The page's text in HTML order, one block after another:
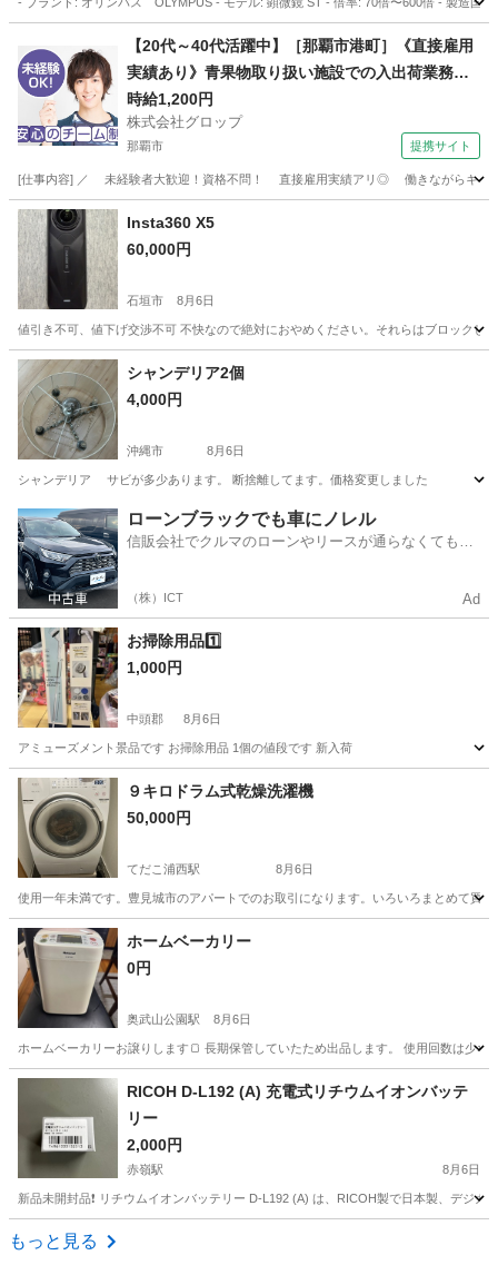
東京駅 生活家電
【20代～40代活躍中】［那覇市港町］《直接雇用
実績あり》青果物取り扱い施設での入出荷業務／
日勤／残業なし／無料駐車場完備
時給1,200円
株式会社グロップ
那覇市 提携サイト
[仕事内容] ／ 未経験者大歓迎！資格不問！ 直接雇用実績アリ◎ 働きながらキャリ
沖縄 那覇市
Insta360 X5
60,000円
石垣市 8月6日
値引き不可、値下げ交渉不可 不快なので絶対におやめください。それらはブロック
沖縄 石垣市 Insta
シャンデリア2個
4,000円
沖縄市 8月6日
シャンデリア サビが多少あります。 断捨離してます。価格変更しました
沖縄 沖縄市 生活家電 シャンデリア
ローンブラックでも車にノレル
信販会社でクルマのローンやリースが通らなくてもク
（株）ICT Ad
お掃除用品1️⃣
1,000円
中頭郡 8月6日
アミューズメント景品です お掃除用品 1個の値段です 新入荷
沖縄 中頭郡 生活家電 用品
９キロドラム式乾燥洗濯機
50,000円
てだこ浦西駅 8月6日
使用一年未満です。豊見城市のアパートでのお取引になります。いろいろまとめて買
沖縄 名護市 てだこ浦西駅
ホームベーカリー
0円
奥武山公園駅 8月6日
ホームベーカリーお譲りします🍞 長期保管していたため出品します。 使用回数は少
沖縄 島尻郡 キッチン家電
RICOH D-L192 (A) 充電式リチウムイオンバッテ
リー
2,000円
赤嶺駅 8月6日
新品未開封品❗️ リチウムイオンバッテリー D-L192 (A) は、RICOH製で日本製、デジ
沖縄 糸満市
もっと見る